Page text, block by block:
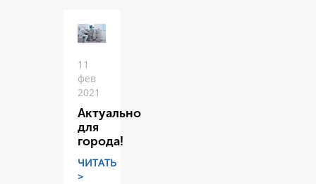
11
фев
2021
Актуально
для
города!
ЧИТАТЬ
>